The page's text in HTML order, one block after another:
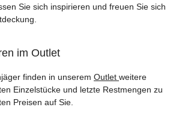
Sie sich inspirieren und freuen Sie sich
im Outlet
finden in unserem Outlet weitere
Einzelstücke und letzte Restmengen zu
Preisen auf Sie.